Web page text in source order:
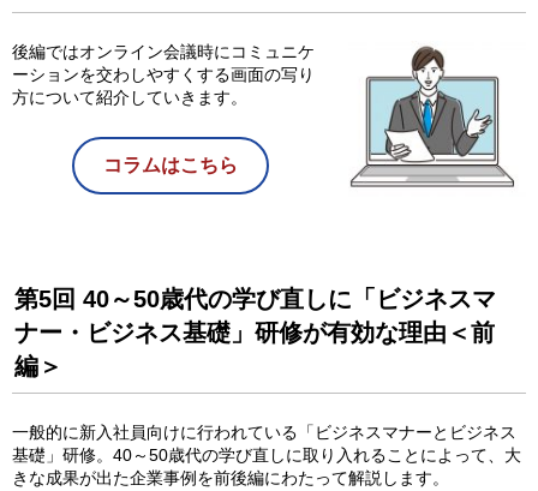
後編ではオンライン会議時にコミュニケ
ーションを交わしやすくする画面の写り
方について紹介していきます。
コラムはこちら
第5回 40～50歳代の学び直しに「ビジネスマ
ナー・ビジネス基礎」研修が有効な理由＜前
編＞
一般的に新入社員向けに行われている「ビジネスマナーとビジネス
基礎」研修。40～50歳代の学び直しに取り入れることによって、大
きな成果が出た企業事例を前後編にわたって解説します。